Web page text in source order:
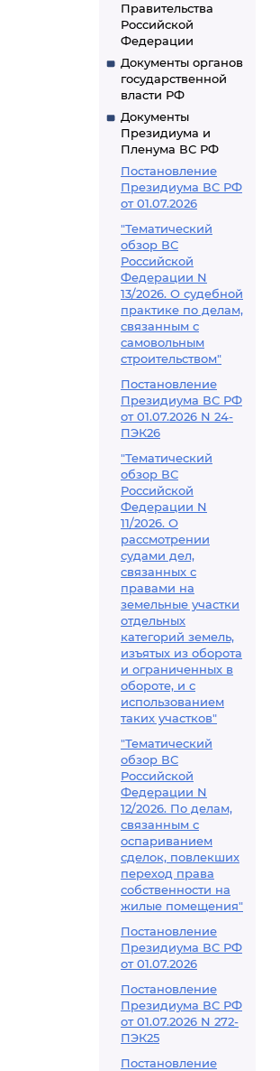
Правительства
Российской
Федерации
Документы органов
государственной
власти РФ
Документы
Президиума и
Пленума ВС РФ
Постановление
Президиума ВС РФ
от 01.07.2026
"Тематический
обзор ВС
Российской
Федерации N
13/2026. О судебной
практике по делам,
связанным с
самовольным
строительством"
Постановление
Президиума ВС РФ
от 01.07.2026 N 24-
ПЭК26
"Тематический
обзор ВС
Российской
Федерации N
11/2026. О
рассмотрении
судами дел,
связанных с
правами на
земельные участки
отдельных
категорий земель,
изъятых из оборота
и ограниченных в
обороте, и с
использованием
таких участков"
"Тематический
обзор ВС
Российской
Федерации N
12/2026. По делам,
связанным с
оспариванием
сделок, повлекших
переход права
собственности на
жилые помещения"
Постановление
Президиума ВС РФ
от 01.07.2026
Постановление
Президиума ВС РФ
от 01.07.2026 N 272-
ПЭК25
Постановление